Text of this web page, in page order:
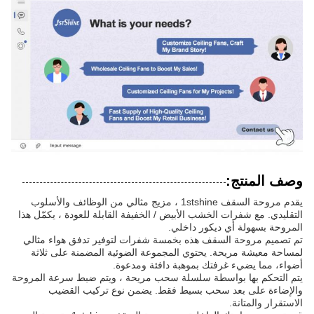
وصف المنتج:
يقدم مروحة السقف 1stshine ، مزيج مثالي من الوظائف والأسلوب
التقليدي. مع شفرات الخشب الأبيض / الخفيفة القابلة للعودة ، يكمّل هذا
المروحة بسهولة أي ديكور داخلي.
تم تصميم مروحة السقف هذه بخمسة شفرات لتوفير تدفق هواء مثالي
لمساحة معيشة مريحة. يحتوي المجموعة الضوئية المضمنة على ثلاثة
أضواء، مما يضيء غرفتك بموهبة دافئة ومدعوة.
يتم التحكم بها بواسطة سلسلة سحب مريحة ، ويتم ضبط سرعة المروحة
والإضاءة على بعد سحب بسيط فقط. يضمن نوع تركيب القضيب
الاستقرار والمتانة.